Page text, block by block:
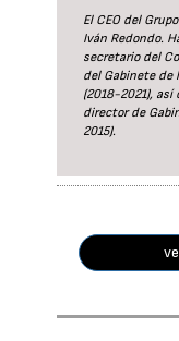
El CEO del
Iván Redondo.
secretario del
del Gabinete de
(2018-2021),
director de
2015).